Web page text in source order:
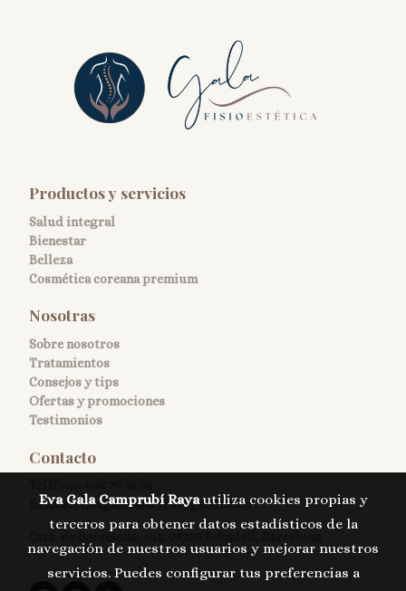
Productos y servicios
Salud integral
Bienestar
Belleza
Cosmética coreana premium
Nosotras
Sobre nosotros
Tratamientos
Consejos y tips
Ofertas y promociones
Testimonios
Contacto
fisioesteticagalasabadell@gmail.com
Eva Gala Camprubí Rayautiliza cookies propias y
terceros para obtener datos estadísticos de la
navegación de nuestros usuarios y mejorar nuestros
servicios. Puedes configurar tus preferencias a